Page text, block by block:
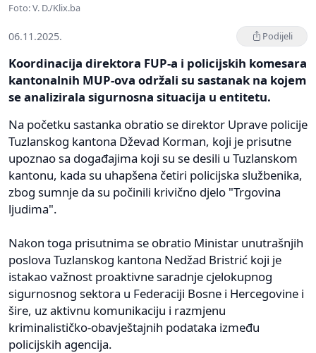
Foto: V. D./Klix.ba
06.11.2025. Podijeli
Koordinacija direktora FUP-a i policijskih komesara
kantonalnih MUP-ova održali su sastanak na kojem
se analizirala sigurnosna situacija u entitetu.
Na početku sastanka obratio se direktor Uprave policije
Tuzlanskog kantona Dževad Korman, koji je prisutne
upoznao sa događajima koji su se desili u Tuzlanskom
kantonu, kada su uhapšena četiri policijska službenika,
zbog sumnje da su počinili krivično djelo "Trgovina
ljudima".
Nakon toga prisutnima se obratio Ministar unutrašnjih
poslova Tuzlanskog kantona Nedžad Bristrić koji je
istakao važnost proaktivne saradnje cjelokupnog
sigurnosnog sektora u Federaciji Bosne i Hercegovine i
šire, uz aktivnu komunikaciju i razmjenu
kriminalističko-obavještajnih podataka između
policijskih agencija.